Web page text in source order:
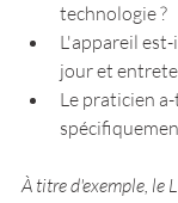
technologie ?
L'appareil
jour et
Le praticien
À titre d'exemple, le